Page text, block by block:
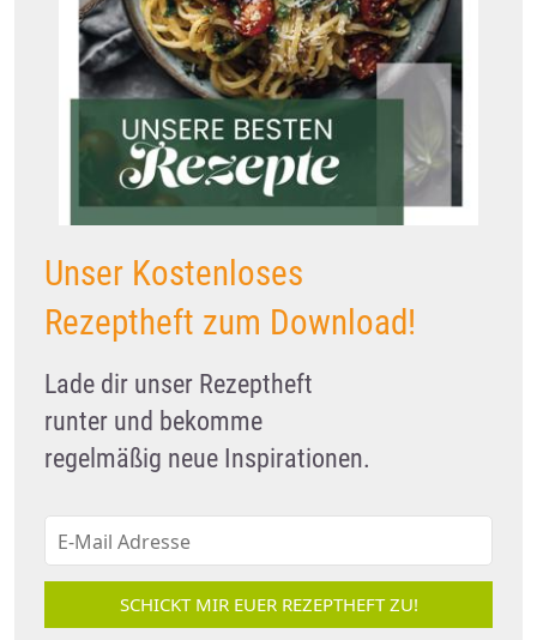
Unser Kostenloses
Rezeptheft zum Download!
Lade dir unser Rezeptheft
runter und bekomme
regelmäßig neue Inspirationen.
SCHICKT MIR EUER REZEPTHEFT ZU!